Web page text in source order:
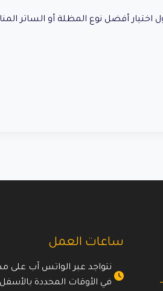
اختيار أفضل نوع المظلة أو الساتر
ساعات العمل
نتواجد عبر الواتس آب على
في الأوقات المحددة بالأسفل